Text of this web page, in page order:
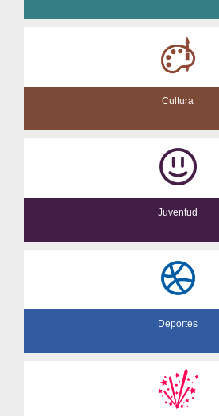
Cultura
Juventud
Deportes